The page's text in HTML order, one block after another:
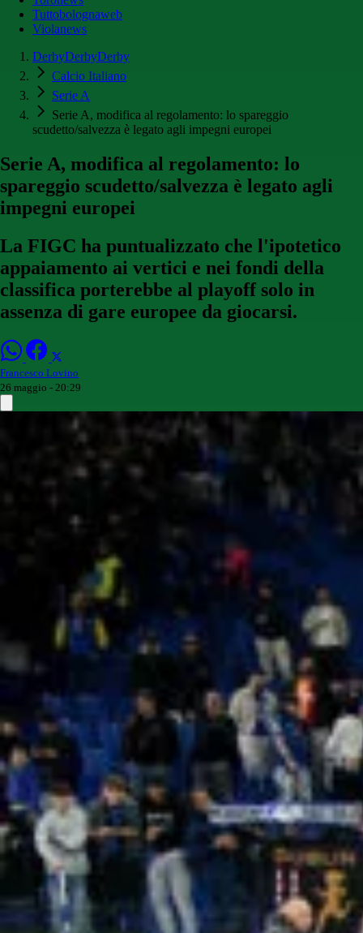
Tuttobolognaweb
Violanews
DerbyDerbyDerby
Calcio Italiano
Serie A
Serie A, modifica al regolamento: lo spareggio
scudetto/salvezza è legato agli impegni europei
Serie A, modifica al regolamento: lo
spareggio scudetto/salvezza è legato agli
impegni europei
La FIGC ha puntualizzato che l'ipotetico
appaiamento ai vertici e nei fondi della
classifica porterebbe al playoff solo in
assenza di gare europee da giocarsi.
Francesco Lovino
26 maggio - 20:29